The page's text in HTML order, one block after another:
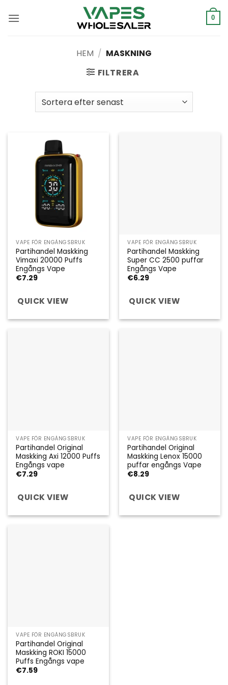
0
HEM / MASKNING
FILTRERA
VAPE FÖR ENGÅNGSBRUK
Partihandel Maskking
Vimaxi 20000 Puffs
Engångs Vape
€7.29
QUICK VIEW
VAPE FÖR ENGÅNGSBRUK
Partihandel Maskking
Super CC 2500 puffar
Engångs Vape
€6.29
QUICK VIEW
VAPE FÖR ENGÅNGSBRUK
Partihandel Original
Maskking Axi 12000 Puffs
Engångs vape
€7.29
QUICK VIEW
VAPE FÖR ENGÅNGSBRUK
Partihandel Original
Maskking Lenox 15000
puffar engångs Vape
€8.29
QUICK VIEW
VAPE FÖR ENGÅNGSBRUK
Partihandel Original
Maskking ROKI 15000
Puffs Engångs vape
€7.59